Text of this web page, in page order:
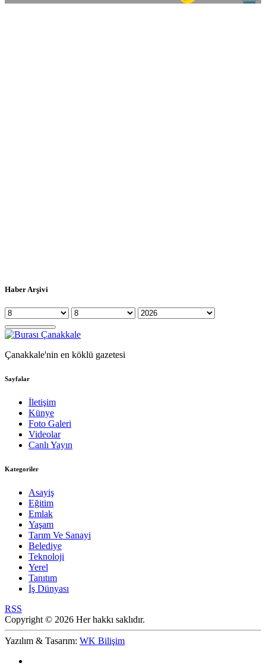
Haber Arşivi
Çanakkale'nin en köklü gazetesi
Sayfalar
İletişim
Künye
Foto Galeri
Videolar
Canlı Yayın
Kategoriler
Asayiş
Eğitim
Emlak
Yaşam
Tarım Ve Sanayi
Belediye
Teknoloji
Yerel
Tanıtım
İş Dünyası
RSS
Copyright © 2026 Her hakkı saklıdır.
Yazılım & Tasarım: WK Bilişim